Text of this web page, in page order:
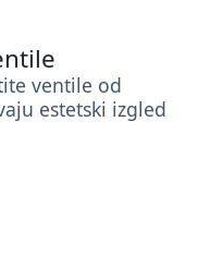
ventile od
estetski izgled